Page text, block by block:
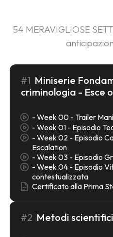
54 MERAVIGLIOSE
#1 Miniserie
criminologia - Esce
- Week 00 - Trailer
- Week 01 - Episodio
- Week 02 - Episodio
Escalation
- Week 03 - Episodio
- Week 04 - Episodio
contestualizzata
Certificato alla Prima
#2 Metodi